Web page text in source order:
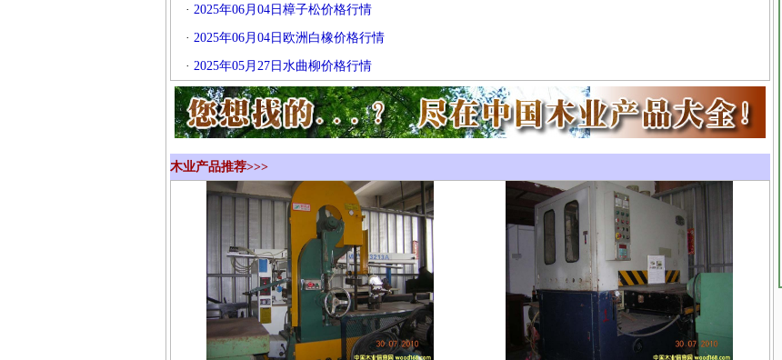
· 2025年06月04日樟子松价格行情
· 2025年06月04日欧洲白橡价格行情
· 2025年05月27日水曲柳价格行情
木业产品推荐>>>